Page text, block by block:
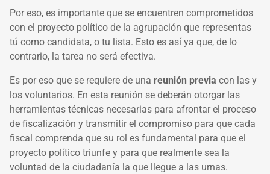
Por eso, es importante que se encuentren comprometidos
con el proyecto político de la agrupación que representas
tú como candidata, o tu lista. Esto es así ya que, de lo
contrario, la tarea no será efectiva.
Es por eso que se requiere de una reunión previa con las y
los voluntarios. En esta reunión se deberán otorgar las
herramientas técnicas necesarias para afrontar el proceso
de fiscalización y transmitir el compromiso para que cada
fiscal comprenda que su rol es fundamental para que el
proyecto político triunfe y para que realmente sea la
voluntad de la ciudadanía la que llegue a las urnas.